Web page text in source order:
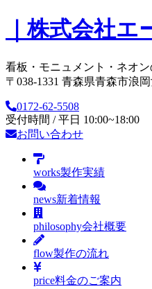
｜株式会社
看板・モニュメント・ネオ
〒038-1331 青森県青森市浪
0172-62-5508
受付時間 / 平日 10:00~18:00
お問い合わせ
works製作実績
news新着情報
philosophy会社概要
flow製作の流れ
price料金のご案内